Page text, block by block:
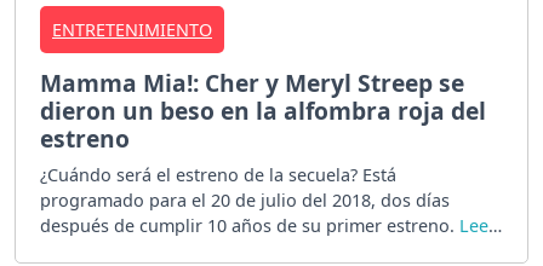
ENTRETENIMIENTO
Mamma Mia!: Cher y Meryl Streep se
dieron un beso en la alfombra roja del
estreno
¿Cuándo será el estreno de la secuela? Está
programado para el 20 de julio del 2018, dos días
después de cumplir 10 años de su primer estreno.